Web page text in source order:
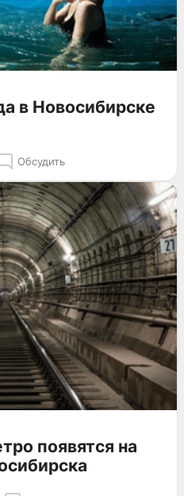
в Новосибирске
Обсудить
появятся на